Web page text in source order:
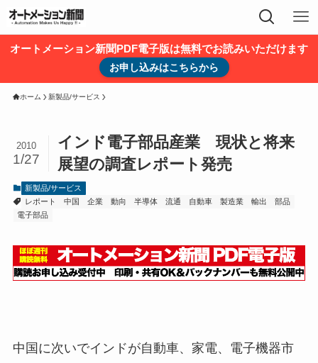
オートメーション新聞PDF電子版は無料でお読みいただけます
お申し込みはこちらから
ホーム 新製品/サービス
インド電子部品産業 現状と将来
展望の調査レポート発売
2010
1/27
新製品/サービス
レポート
中国 企業 動向 半導体 流通 自動車 製造業 輸出
部品
電子部品
中国に次いでインドが自動車、家電、電子機器市